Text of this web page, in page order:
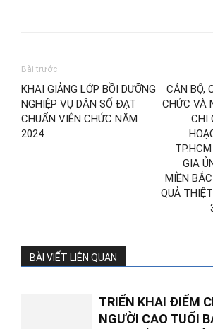
Bài trước
KHAI GIẢNG LỚP BỒI DƯỠNG
NGHIỆP VỤ DÂN SỐ ĐẠT
CHUẨN VIÊN CHỨC NĂM
2024
CÁN BỘ,
CHỨC VÀ
CHI
GIA
MIỀN
QUẢ
BÀI VIẾT LIÊN QUAN
TRIỂN KHAI ĐIỂM
NGƯỜI CAO TUỔI